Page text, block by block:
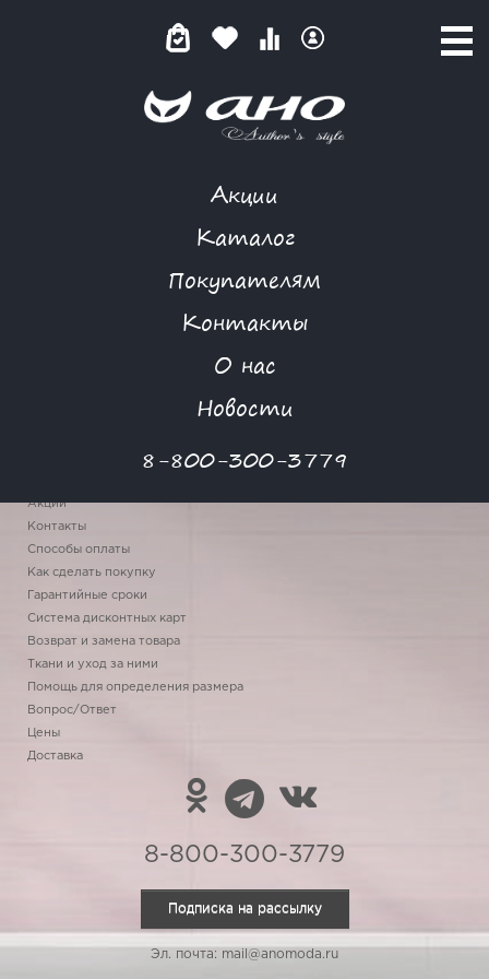
Акции
Каталог
Покупателям
Контакты
О нас
Новости
8-800-300-3779
КОМБИНЕЗОН
Акции
Контакты
Способы оплаты
Как сделать покупку
Гарантийные сроки
Система дисконтных карт
Возврат и замена товара
Ткани и уход за ними
Помощь для определения размера
Вопрос/Ответ
Цены
Доставка
8-800-300-3779
Подписка на рассылку
Эл. почта: mail@anomoda.ru